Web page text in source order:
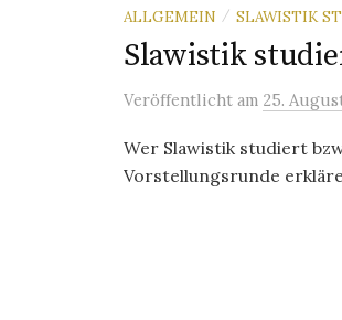
ALLGEMEIN / SLAWISTIK
Slawistik
Veröffentlicht am 25.
Wer Slawistik studiert
Vorstellungsrunde